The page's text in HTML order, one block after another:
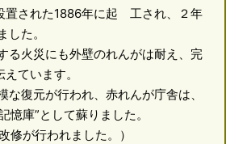
置された1886年に起 工され、２年
た。
る火災にも外壁のれんがは耐え、完
ています。
復元が行われ、赤れんが庁舎は、
憶庫”として蘇りました。
修が行われました。）